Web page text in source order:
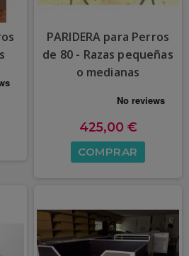
PARIDERA para Perros
de 80 - Razas pequeñas
o medianas
425,00 €
COMPRAR